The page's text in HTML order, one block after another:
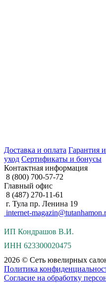
Доставка и оплата Гарантия
уход Сертификаты и бонусы
Контактная информация
8 (800) 700-57-72
Главный офис
8 (487) 270-11-61
г. Тула пр. Ленина 19
internet-
ИП Кондрашов В.И.
ИНН 623300020475
2026 © Сеть ювелирных
Политика
Согласие на обработку